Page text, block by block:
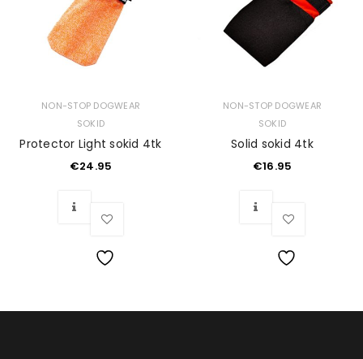
NON-STOP DOGWEAR
SOKID
Protector Light sokid 4tk
€24.95
NON-STOP DOGWEAR
SOKID
Solid sokid 4tk
€16.95